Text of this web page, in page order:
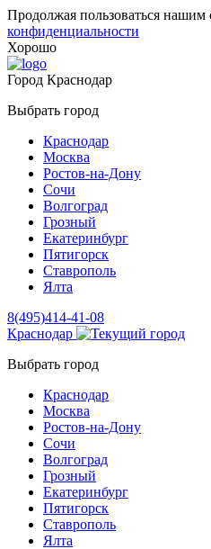
Продолжая пользоваться
конфиденциальности
Хорошо
Город Краснодар
Выбрать город
Краснодар
Москва
Ростов-на-Дону
Сочи
Волгоград
Грозный
Екатеринбург
Пятигорск
Ставрополь
Ялта
8(495)414-41-08
Краснодар
Выбрать город
Краснодар
Москва
Ростов-на-Дону
Сочи
Волгоград
Грозный
Екатеринбург
Пятигорск
Ставрополь
Ялта